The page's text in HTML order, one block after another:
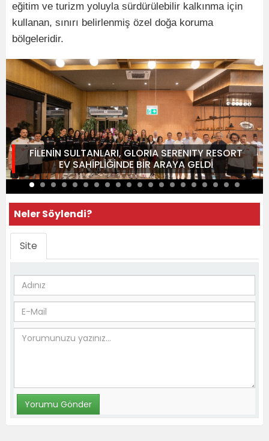
eğitim ve turizm yoluyla sürdürülebilir kalkınma için
kullanan, sınırı belirlenmiş özel doğa koruma
bölgeleridir.
FİLENİN SULTANLARI, GLORIA SERENITY RESORT
EV SAHİPLİĞİNDE BİR ARAYA GELDİ
Neler Söylendi?
Site